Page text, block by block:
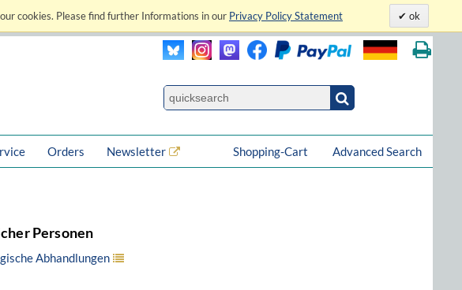
cookies. Please find further Informations in our Privacy Policy Statement ok
Orders Newsletter Advanced Search
Shopping-Cart
Personen
Abhandlungen